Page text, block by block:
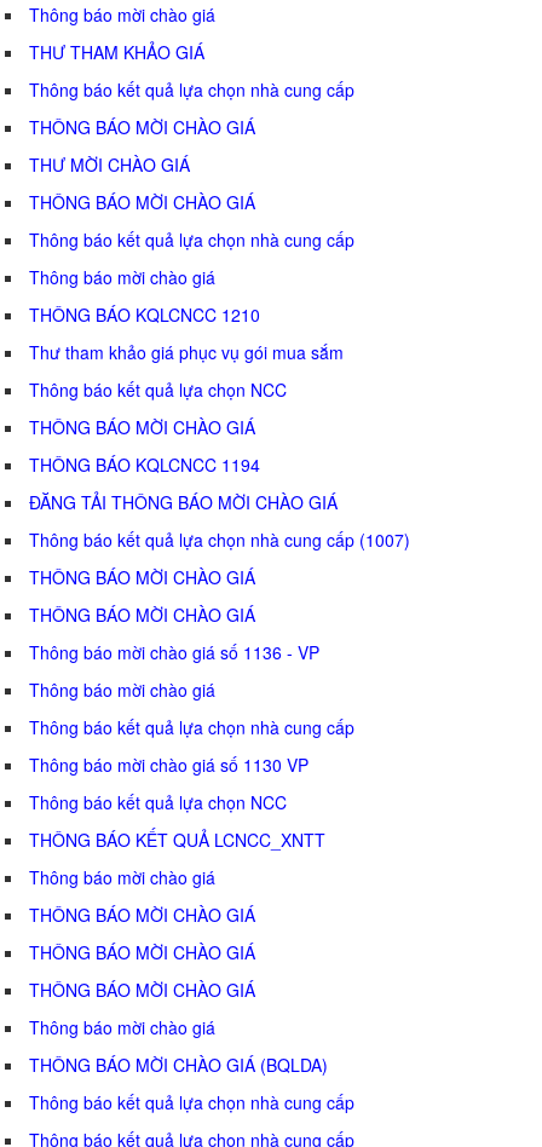
Thông báo mời chào giá
THƯ THAM KHẢO GIÁ
Thông báo kết quả lựa chọn nhà cung cấp
THÔNG BÁO MỜI CHÀO GIÁ
THƯ MỜI CHÀO GIÁ
THÔNG BÁO MỜI CHÀO GIÁ
Thông báo kết quả lựa chọn nhà cung cấp
Thông báo mời chào giá
THÔNG BÁO KQLCNCC 1210
Thư tham khảo giá phục vụ gói mua sắm
Thông báo kết quả lựa chọn NCC
THÔNG BÁO MỜI CHÀO GIÁ
THÔNG BÁO KQLCNCC 1194
ĐĂNG TẢI THÔNG BÁO MỜI CHÀO GIÁ
Thông báo kết quả lựa chọn nhà cung cấp (1007)
THÔNG BÁO MỜI CHÀO GIÁ
THÔNG BÁO MỜI CHÀO GIÁ
Thông báo mời chào giá số 1136 - VP
Thông báo mời chào giá
Thông báo kết quả lựa chọn nhà cung cấp
Thông báo mời chào giá số 1130 VP
Thông báo kết quả lựa chọn NCC
THÔNG BÁO KẾT QUẢ LCNCC_XNTT
Thông báo mời chào giá
THÔNG BÁO MỜI CHÀO GIÁ
THÔNG BÁO MỜI CHÀO GIÁ
THÔNG BÁO MỜI CHÀO GIÁ
Thông báo mời chào giá
THÔNG BÁO MỜI CHÀO GIÁ (BQLDA)
Thông báo kết quả lựa chọn nhà cung cấp
Thông báo kết quả lựa chọn nhà cung cấp